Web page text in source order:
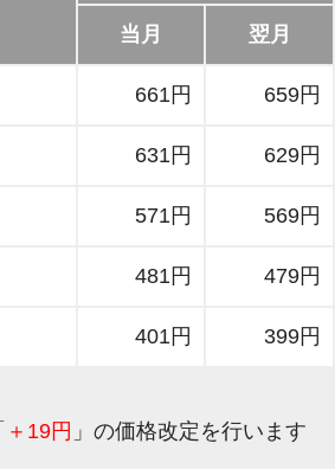
当月 翌月
661円 659円
631円 629円
571円 569円
481円 479円
401円 399円
＋19円 」の価格改定を行います